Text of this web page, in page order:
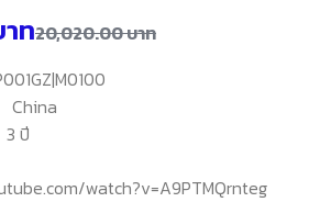
20,020.00บาท
ท
|M0100
China
ปี
watch?v=A9PTMQrnteg